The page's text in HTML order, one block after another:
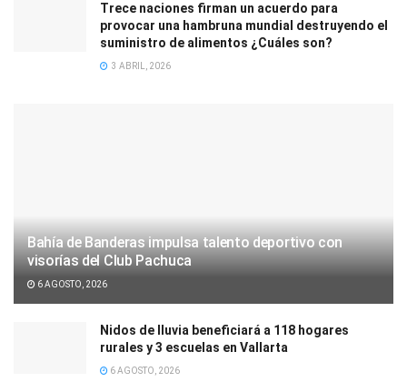
Trece naciones firman un acuerdo para
provocar una hambruna mundial destruyendo el
suministro de alimentos ¿Cuáles son?
3 ABRIL, 2026
Bahía de Banderas impulsa talento deportivo con
visorías del Club Pachuca
6 AGOSTO, 2026
Nidos de lluvia beneficiará a 118 hogares
rurales y 3 escuelas en Vallarta
6 AGOSTO, 2026